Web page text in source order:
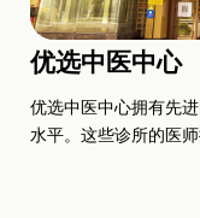
优选中医中心
优选中医中心拥有先
水平。这些诊所的医